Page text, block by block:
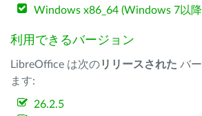
Windows x86_64 (Windows 7以
利用できるバージョン
LibreOffice は次のリリースされた バ
ます:
26.2.5